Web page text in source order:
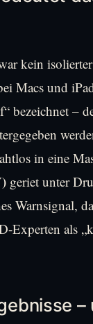
kein
Macs und
bezeichnet –
in eine
geriet unter
Warnsignal,
Experten als
–